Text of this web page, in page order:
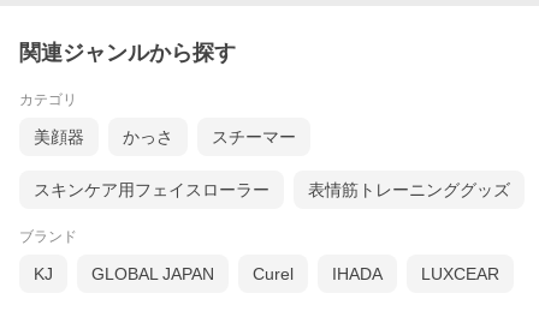
関連ジャンルから探す
カテゴリ
美顔器 かっさ スチーマー
スキンケア用フェイスローラー 表情筋トレーニンググッズ
ブランド
KJ GLOBAL JAPAN Curel IHADA LUXCEAR